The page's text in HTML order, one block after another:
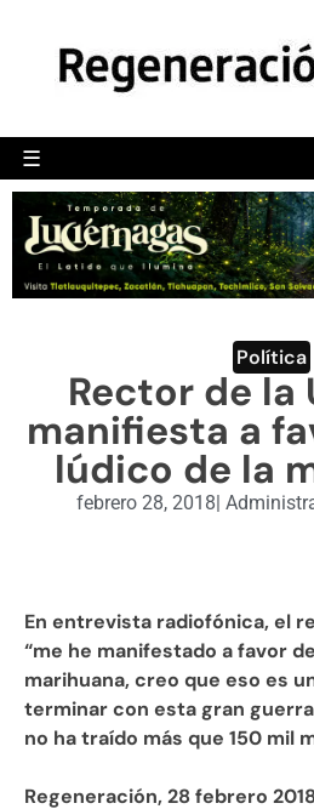
☰
POLÍTICA
OPINIÓN
ENGLISH
VIDEOS
Política
Rector de la
manifiesta a
lúdico de la
febrero 28, 2018|
En entrevista radiofónica, el
“me he manifestado a favor
marihuana, creo que eso es
terminar con esta gran
no ha traído más que 150 mil
Regeneración, 28 febrero